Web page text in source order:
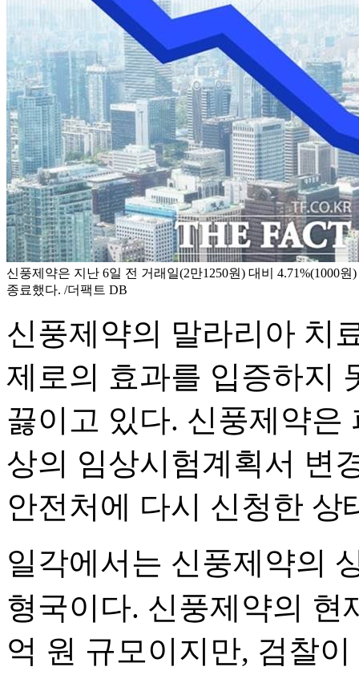
신풍제약은 지난 6일 전 거래일(2만1250원) 대비 4.71%(1000
종료했다. /더팩트 DB
신풍제약의 말라리아 치
제로의 효과를 입증하지
끓이고 있다. 신풍제약은
상의 임상시험계획서 변
안전처에 다시 신청한
일각에서는 신풍제약의
형국이다. 신풍제약의 현
억 원 규모이지만, 검찰